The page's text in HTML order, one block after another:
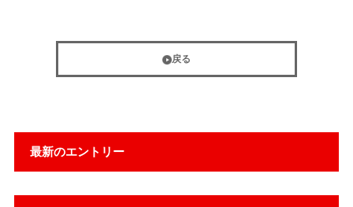
最新のエントリー
戻る